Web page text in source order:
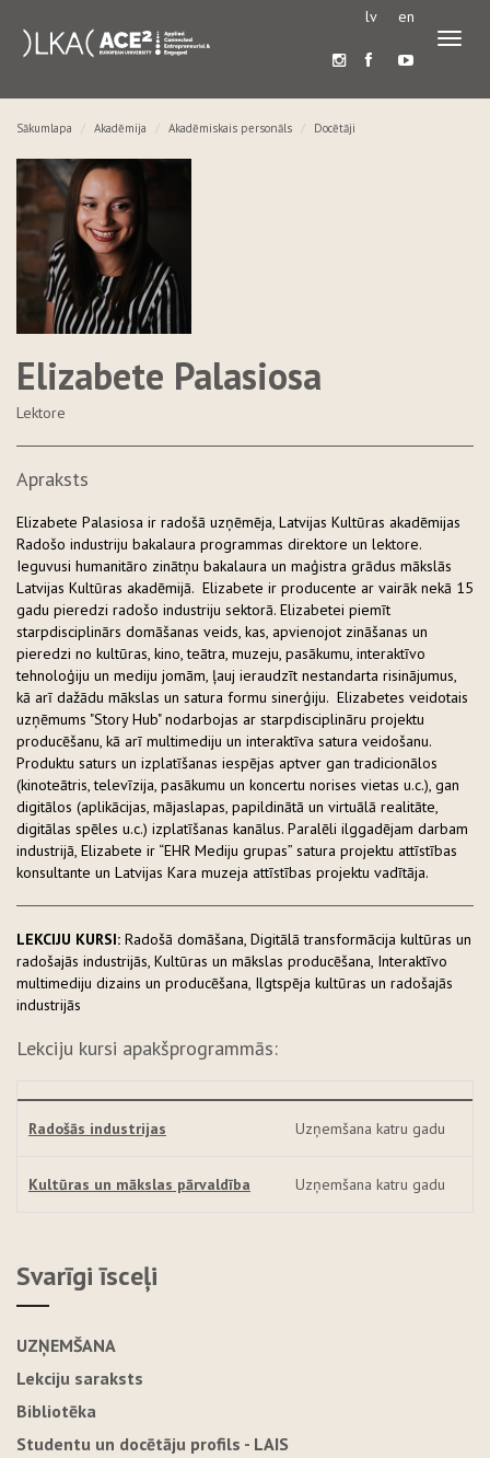
lv en
Sākumlapa Akadēmija Akadēmiskais personāls Docētāji
Elizabete Palasiosa
Lektore
Apraksts
Elizabete Palasiosa ir radošā uzņēmēja, Latvijas Kultūras akadēmijas
Radošo industriju bakalaura programmas direktore un lektore.
Ieguvusi humanitāro zinātņu bakalaura un maģistra grādus mākslās
Latvijas Kultūras akadēmijā. Elizabete ir producente ar vairāk nekā 15
gadu pieredzi radošo industriju sektorā. Elizabetei piemīt
starpdisciplinārs domāšanas veids, kas, apvienojot zināšanas un
pieredzi no kultūras, kino, teātra, muzeju, pasākumu, interaktīvo
tehnoloģiju un mediju jomām, ļauj ieraudzīt nestandarta risinājumus,
kā arī dažādu mākslas un satura formu sinerģiju. Elizabetes veidotais
uzņēmums "Story Hub" nodarbojas ar starpdisciplināru projektu
producēšanu, kā arī multimediju un interaktīva satura veidošanu.
Produktu saturs un izplatīšanas iespējas aptver gan tradicionālos
(kinoteātris, televīzija, pasākumu un koncertu norises vietas u.c.), gan
digitālos (aplikācijas, mājaslapas, papildinātā un virtuālā realitāte,
digitālas spēles u.c.) izplatīšanas kanālus. Paralēli ilggadējam darbam
industrijā, Elizabete ir “EHR Mediju grupas” satura projektu attīstības
konsultante un Latvijas Kara muzeja attīstības projektu vadītāja.
LEKCIJU KURSI: Radošā domāšana, Digitālā transformācija kultūras un
radošajās industrijās, Kultūras un mākslas producēšana, Interaktīvo
multimediju dizains un producēšana, Ilgtspēja kultūras un radošajās
industrijās
Lekciju kursi apakšprogrammās:
Radošās industrijas Uzņemšana katru gadu
Kultūras un mākslas pārvaldība Uzņemšana katru gadu
Svarīgi īsceļi
UZŅEMŠANA
Lekciju saraksts
Bibliotēka
Studentu un docētāju profils - LAIS